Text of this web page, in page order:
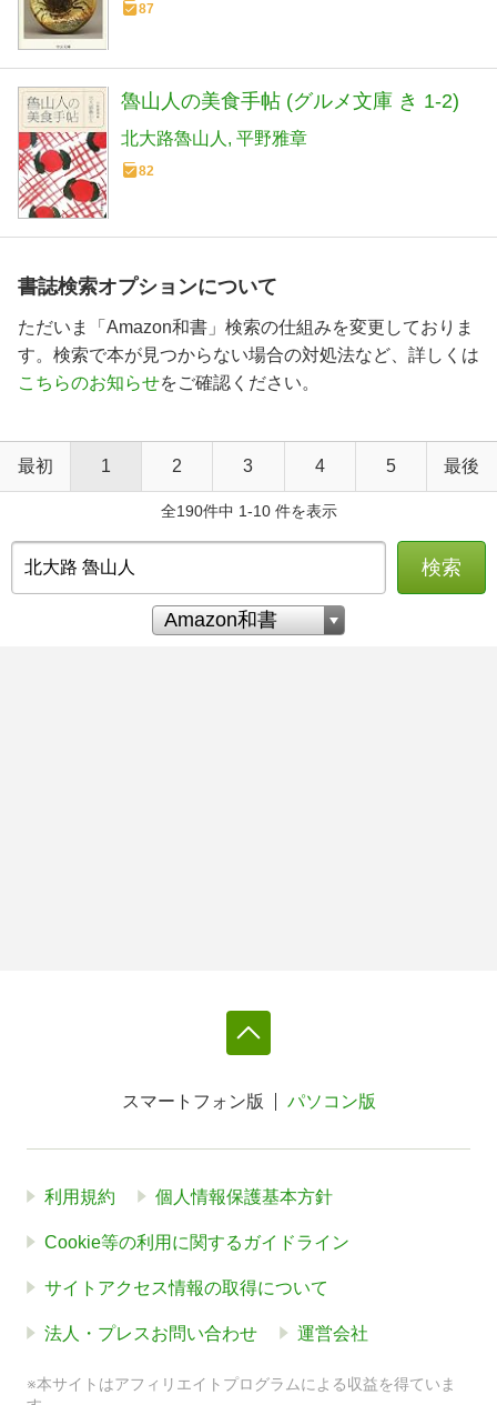
87
魯山人の美食手帖 (グルメ文庫 き 1-2)
北大路魯山人 平野雅章
82
書誌検索オプションについて
ただいま「Amazon和書」検索の仕組みを変更しておりま
す。検索で本が見つからない場合の対処法など、詳しくは
こちらのお知らせをご確認ください。
最初 1 2 3 4 5 最後
全190件中 1-10 件を表示
検索
スマートフォン版 パソコン版
利用規約 個人情報保護基本方針
Cookie等の利用に関するガイドライン
サイトアクセス情報の取得について
法人・プレスお問い合わせ 運営会社
※本サイトはアフィリエイトプログラムによる収益を得ていま